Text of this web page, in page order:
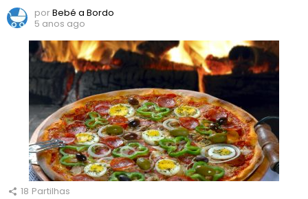
porBebé a Bordo
5 anos ago
18 Partilhas